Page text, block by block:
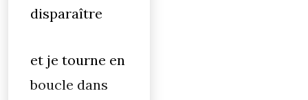
disparaître
et je tourne en
boucle dans